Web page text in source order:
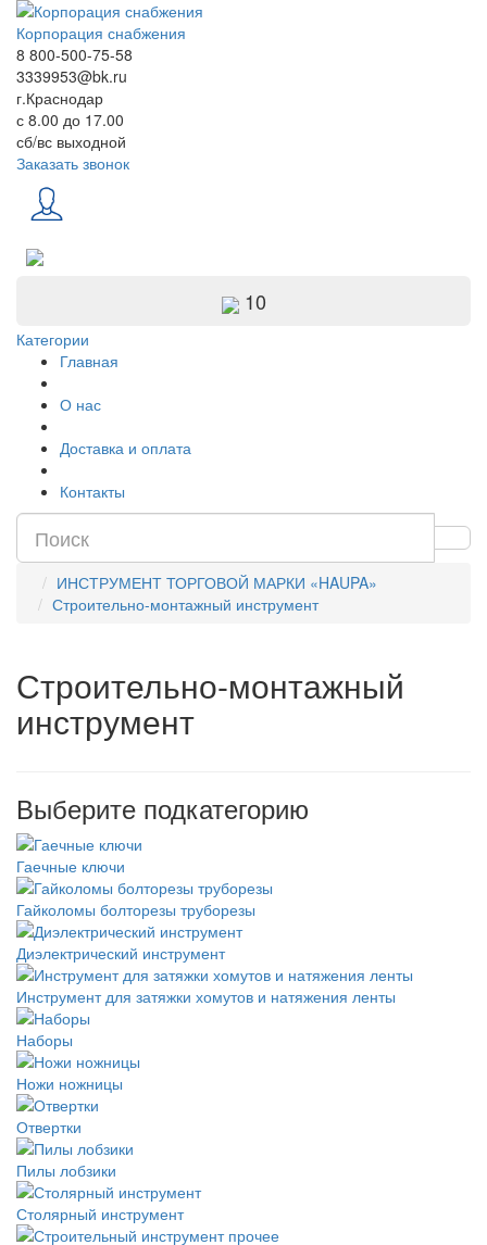
Корпорация снабжения
8 800-500-75-58
3339953@bk.ru
г.Краснодар
с 8.00 до 17.00
сб/вс выходной
Заказать звонок
10
Категории
Главная
О нас
Доставка и оплата
Контакты
ИНСТРУМЕНТ ТОРГОВОЙ МАРКИ «HAUPA»
Строительно-монтажный инструмент
Строительно-монтажный
инструмент
Выберите подкатегорию
Гаечные ключи
Гайколомы болторезы труборезы
Диэлектрический инструмент
Инструмент для затяжки хомутов и натяжения ленты
Наборы
Ножи ножницы
Отвертки
Пилы лобзики
Столярный инструмент